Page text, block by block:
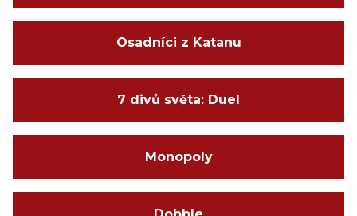
Osadníci z Katanu
7 divů světa: Duel
Monopoly